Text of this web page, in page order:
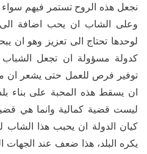
نجعل هذه الروح تستمر فيهم سواء
وعلى الشاب ان يحب اضافة الى
لوحدها تحتاج الى تعزيز وهو ان
كدولة مسؤولة ان تجعل
توفير فرص للعمل حتى يشعر ان
ان يسقط هذه المحبة على بناء
ليست قضية كمالية وانما هي
كيان الدولة ان يحبب هذا الشاب
يكره البلد، هذا ضعف عند الجهات